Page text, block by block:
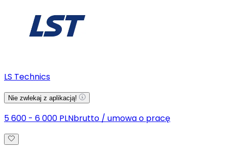
LS Technics
Nie zwlekaj z aplikacją!
5 600 - 6 000 PLNbrutto / umowa o pracę